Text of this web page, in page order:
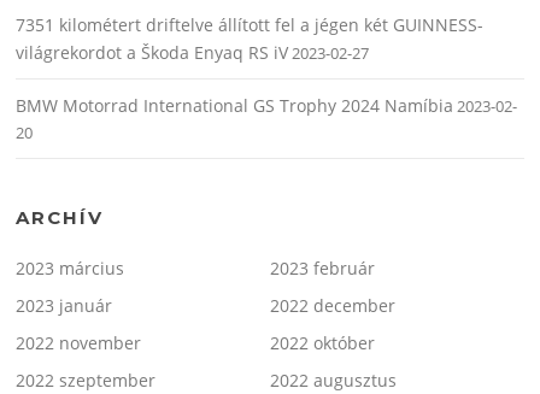
7351 kilométert driftelve állított fel a jégen két GUINNESS-
világrekordot a Škoda Enyaq RS iV 2023-02-27
BMW Motorrad International GS Trophy 2024 Namíbia 2023-02-
20
ARCHÍV
2023 március
2023 február
2023 január
2022 december
2022 november
2022 október
2022 szeptember
2022 augusztus